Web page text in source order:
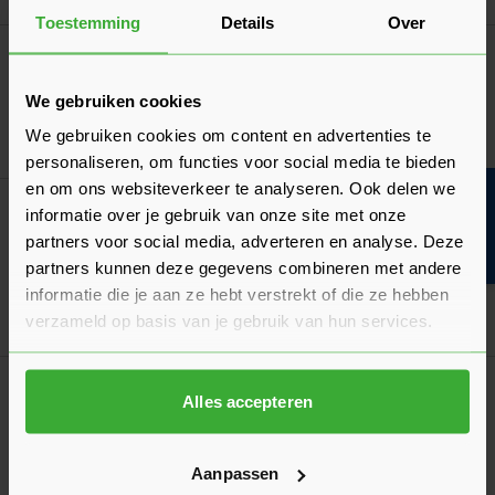
Toestemming Details Over
We gebruiken cookies
We gebruiken cookies om content en advertenties te
personaliseren, om functies voor social media te bieden
en om ons websiteverkeer te analyseren. Ook delen we
informatie over je gebruik van onze site met onze
partners voor social media, adverteren en analyse. Deze
partners kunnen deze gegevens combineren met andere
informatie die je aan ze hebt verstrekt of die ze hebben
verzameld op basis van je gebruik van hun services.
Alles accepteren
Aanpassen
Zwaluw Hybriseal 2PS
Draadnagel 1,8x30 mm VK Verzinkt - Doos à
450 gram
4,84
125mm
Nu6,47per stuk